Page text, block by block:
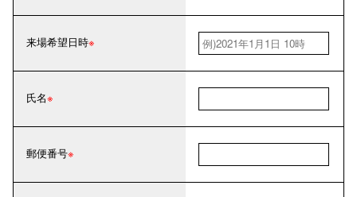
来場希望日時
氏名
郵便番号